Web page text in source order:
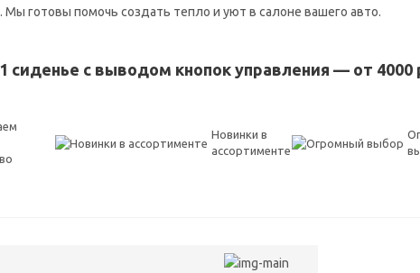
готовы помочь создать тепло и уют в салоне вашего авто.
сиденье с выводом кнопок управления — от 4000
Новинки в
ассортименте